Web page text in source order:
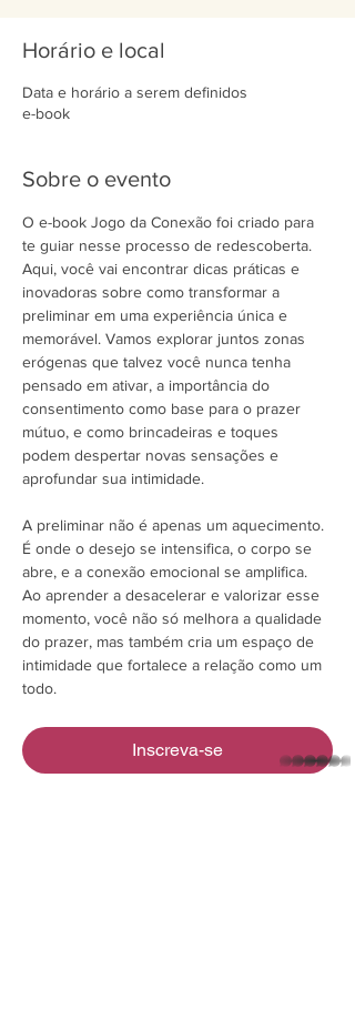
Horário e local
Data e horário a serem definidos
e-book
Sobre o evento
O e-book Jogo da Conexão foi criado para
te guiar nesse processo de redescoberta.
Aqui, você vai encontrar dicas práticas e
inovadoras sobre como transformar a
preliminar em uma experiência única e
memorável. Vamos explorar juntos zonas
erógenas que talvez você nunca tenha
pensado em ativar, a importância do
consentimento como base para o prazer
mútuo, e como brincadeiras e toques
podem despertar novas sensações e
aprofundar sua intimidade.
A preliminar não é apenas um aquecimento.
É onde o desejo se intensifica, o corpo se
abre, e a conexão emocional se amplifica.
Ao aprender a desacelerar e valorizar esse
momento, você não só melhora a qualidade
do prazer, mas também cria um espaço de
intimidade que fortalece a relação como um
todo.
Inscreva-se
whatsapp